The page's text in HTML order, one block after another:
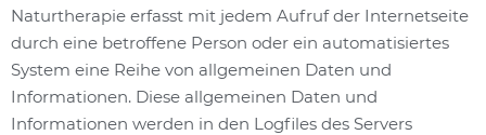
Naturtherapie erfasst mit jedem Aufruf der Internetseite
durch eine betroffene Person oder ein automatisiertes
System eine Reihe von allgemeinen Daten und
Informationen. Diese allgemeinen Daten und
Informationen werden in den Logfiles des Servers